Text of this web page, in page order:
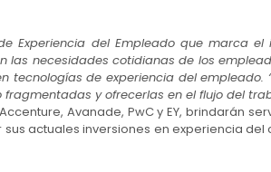
Experiencia del Empleado que marca
necesidades cotidianas de los
tecnologías de experiencia del empleado.
y ofrecerlas en el flujo del
Avanade, PwC y EY, brindarán
actuales inversiones en experiencia del